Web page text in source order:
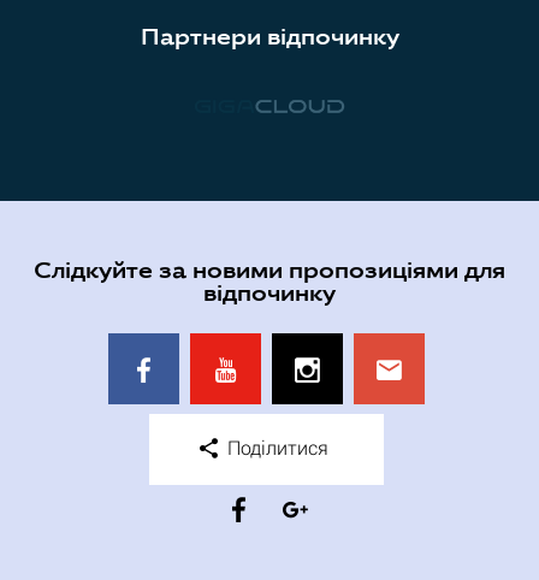
Партнери відпочинку
Слідкуйте за новими пропозиціями для
відпочинку
Поділитися